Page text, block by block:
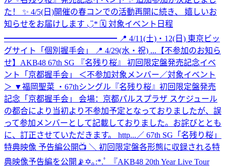
た！ ✨ 4/5(日)開催の春コンでの活動再開に続き、 嬉しいお
知らせをお届けします ◡̈* 🗓 対象イベント日程
━━━━━━━━━━━━━━ 📍 4/11(土)・12(日) 東京ビッ
グサイト「個別握手会」 📍 4/29(水・祝) ... 【不参加のお知ら
せ】AKB48 67th SG 『名残り桜』 初回限定盤発売記念イベ
ント「京都握手会」 ＜不参加対象メンバー／対象イベント
＞ ▼福岡聖菜 ・67thシングル『名残り桜』初回限定盤発売
記念「京都握手会」 会場：京都パルスプラザ スケジュール
の都合により当初より不参加予定となっておりましたが、誤
って参加メンバーとして記載しておりました。お詫びととも
に、訂正させていただきます。 http... ／ 67th SG「名残り桜」
特典映像 予告編公開📺 ＼ 初回限定盤各形態に収録される特
典映像予告編を公開📡✡｡:*.ﾟ 『AKB48 20th Year Live Tour